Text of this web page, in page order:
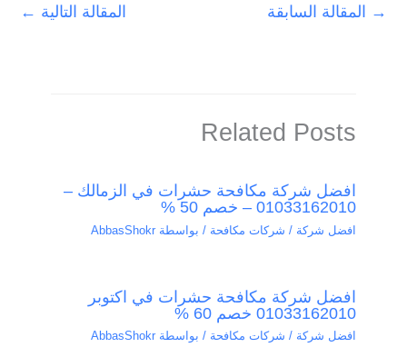
→ المقالة السابقة المقالة التالية ←
Related Posts
افضل شركة مكافحة حشرات في الزمالك –
01033162010 – خصم 50 %
افضل شركة / شركات مكافحة / بواسطة AbbasShokr
افضل شركة مكافحة حشرات في اكتوبر
01033162010 خصم 60 %
افضل شركة / شركات مكافحة / بواسطة AbbasShokr